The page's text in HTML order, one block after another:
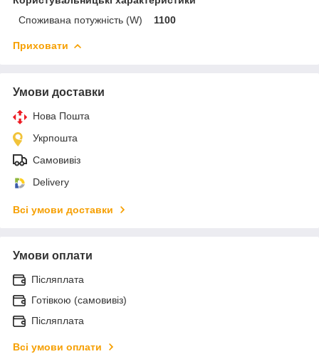
Споживана потужність (W)
1100
Приховати
Умови доставки
Нова Пошта
Укрпошта
Самовивіз
Delivery
Всі умови доставки
Умови оплати
Післяплата
Готівкою (самовивіз)
Післяплата
Всі умови оплати